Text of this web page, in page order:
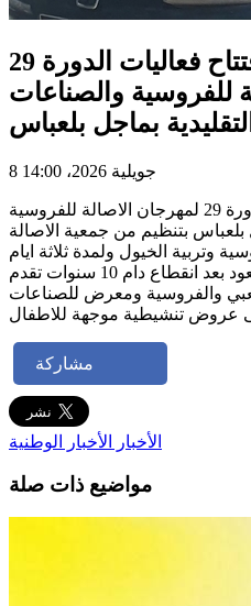
القصرين : اليوم إفتتاح فعاليات الدورة 29
للفروسية والصناعات
التقليدية بماجل بلعباس
8 جويلية 2026، 14:00
تنطلق اليوم الاربعاء فعاليات الدورة 29 لمهرجان الاصالة للفروسية
بلعباس بتنظيم من جمعية الاصالة
وتربية الخيول ولمدة ثلاثة ايام
هذه التظاهرة الثقافية التي تعود بعد انقطاع دام 10 سنوات تقدم
والفروسية ومعرض للصناعات
مشاركة
الأخبار الأخبار الوطنية
مواضيع ذات صلة